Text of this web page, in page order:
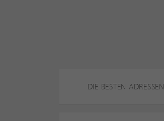
DIE BESTEN ADRESSEN